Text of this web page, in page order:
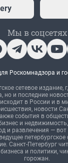
Мы в соцсетях
Роскомнадзора и
сетевое
но и последние
в России и в
новости
события в
и
и развлечения — вот
петербургское
Санкт-Петербург
и политики,
горожан.